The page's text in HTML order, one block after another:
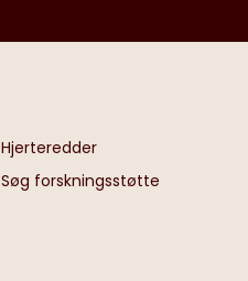
Hjerteredder
Søg forskningsstøtte